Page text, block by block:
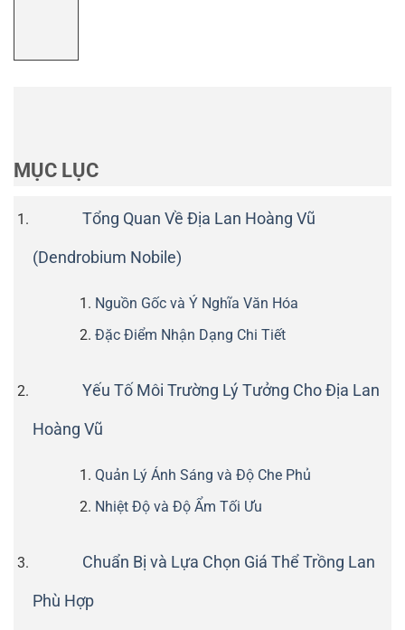
MỤC LỤC
Tổng Quan Về Địa Lan Hoàng Vũ
(Dendrobium Nobile)
Nguồn Gốc và Ý Nghĩa Văn Hóa
Đặc Điểm Nhận Dạng Chi Tiết
Yếu Tố Môi Trường Lý Tưởng Cho Địa Lan
Hoàng Vũ
Quản Lý Ánh Sáng và Độ Che Phủ
Nhiệt Độ và Độ Ẩm Tối Ưu
Chuẩn Bị và Lựa Chọn Giá Thể Trồng Lan
Phù Hợp